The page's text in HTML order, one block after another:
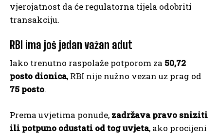
vjerojatnost da će regulatorna tijela odobriti
transakciju.
RBI ima još jedan važan adut
Iako trenutno raspolaže potporom za 50,72
posto dionica, RBI nije nužno vezan uz prag od
75 posto.
Prema uvjetima ponude, zadržava pravo sniziti
ili potpuno odustati od tog uvjeta, ako procijeni